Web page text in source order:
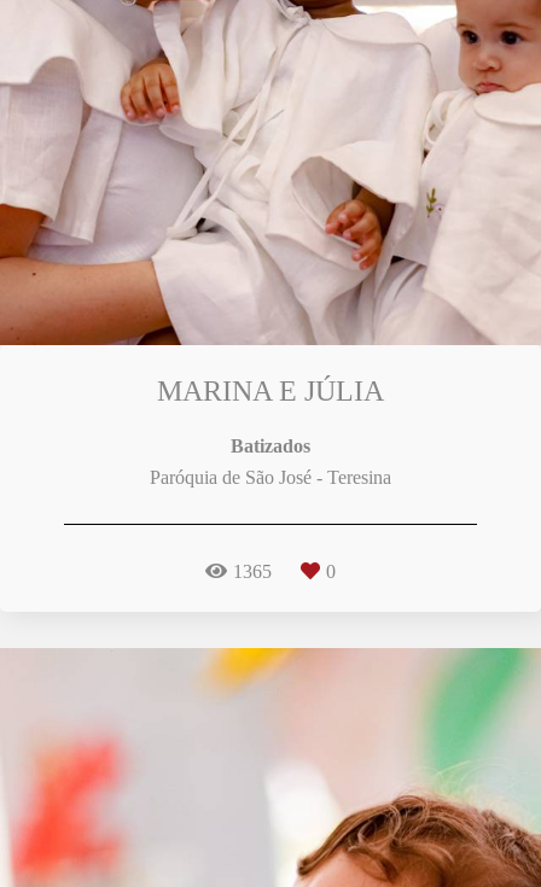
MARINA E JÚLIA
Batizados
Paróquia de São José - Teresina
1365 0